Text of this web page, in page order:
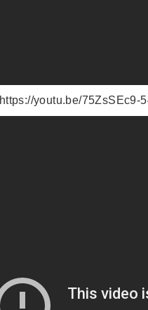
https://youtu.be/75ZsSEc9-